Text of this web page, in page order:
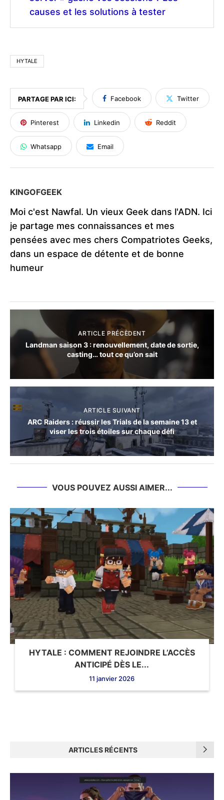
causes et les solutions à tester
HYTALE
PARTAGE PAR ICI: Facebook Twitter
Pinterest Linkedin Reddit
Whatsapp Email
KINGOFGEEK
Moi c'est Nawfal. Un vieux Geek dans l'ADN. Ici
je partage mes connaissances et mes
pensées avec mes chers Compatriotes Geeks,
dans un espace de détente et de bonne
humeur
ARTICLE PRÉCÈDENT
Landman saison 3 : renouvellement, date de sortie,
casting… tout ce qu’on sait
ARTICLE SUIVANT
ARC Raiders : réussir les Trials de la semaine 13 et
viser les trois étoiles sur chaque défi
VOUS POUVEZ AUSSI AIMER...
HYTALE : COMMENT REJOINDRE L’ACCÈS
ANTICIPÉ DÈS LE...
11 janvier 2026
ARTICLES RÉCENTS